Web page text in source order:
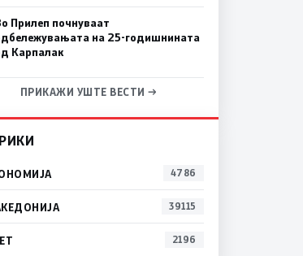
Прилеп почнуваат
на 25-годишнината
Карпалак
ПРИКАЖИ УШТЕ ВЕСТИ →
4786
39115
2196